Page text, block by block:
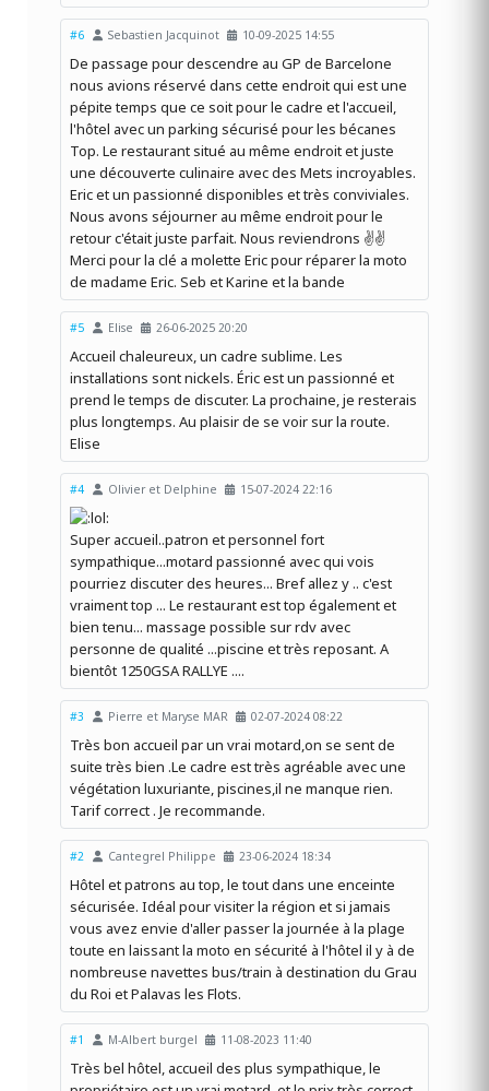
#6 Sebastien Jacquinot 10-09-2025 14:55
De passage pour descendre au GP de Barcelone
nous avions réservé dans cette endroit qui est une
pépite temps que ce soit pour le cadre et l'accueil,
l'hôtel avec un parking sécurisé pour les bécanes
Top. Le restaurant situé au même endroit et juste
une découverte culinaire avec des Mets incroyables.
Eric et un passionné disponibles et très conviviales.
Nous avons séjourner au même endroit pour le
retour c'était juste parfait. Nous reviendrons ✌️✌️
Merci pour la clé a molette Eric pour réparer la moto
de madame Eric. Seb et Karine et la bande
#5 Elise 26-06-2025 20:20
Accueil chaleureux, un cadre sublime. Les
installations sont nickels. Éric est un passionné et
prend le temps de discuter. La prochaine, je resterais
plus longtemps. Au plaisir de se voir sur la route.
Elise
#4 Olivier et Delphine 15-07-2024 22:16
Super accueil..patron et personnel fort
sympathique...motard passionné avec qui vois
pourriez discuter des heures... Bref allez y .. c'est
vraiment top ... Le restaurant est top également et
bien tenu... massage possible sur rdv avec
personne de qualité ...piscine et très reposant. A
bientôt 1250GSA RALLYE ....
#3 Pierre et Maryse MAR 02-07-2024 08:22
Très bon accueil par un vrai motard,on se sent de
suite très bien .Le cadre est très agréable avec une
végétation luxuriante, piscines,il ne manque rien.
Tarif correct . Je recommande.
#2 Cantegrel Philippe 23-06-2024 18:34
Hôtel et patrons au top, le tout dans une enceinte
sécurisée. Idéal pour visiter la région et si jamais
vous avez envie d'aller passer la journée à la plage
toute en laissant la moto en sécurité à l'hôtel il y à de
nombreuse navettes bus/train à destination du Grau
du Roi et Palavas les Flots.
#1 M-Albert burgel 11-08-2023 11:40
Très bel hôtel, accueil des plus sympathique, le